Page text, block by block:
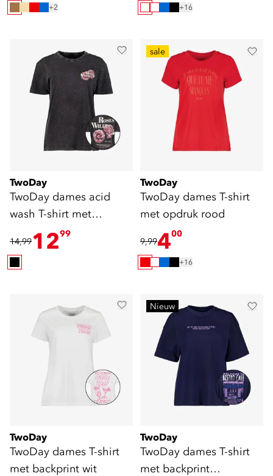
+2 +16
TwoDay
TwoDay dames acid
wash T-shirt met
backprint zwart
14,991299
sale
TwoDay
TwoDay dames T-shirt
met opdruk rood
9,99400
+16
TwoDay
TwoDay dames T-shirt
met backprint wit
Nieuw
TwoDay
TwoDay dames T-shirt
met backprint